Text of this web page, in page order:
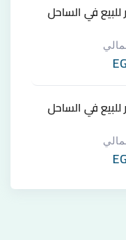
67 متر للبيع في الساحل
65 متر للبيع في الساحل